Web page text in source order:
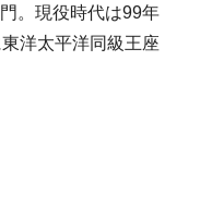
。現役時代は99年
洋太平洋同級王座